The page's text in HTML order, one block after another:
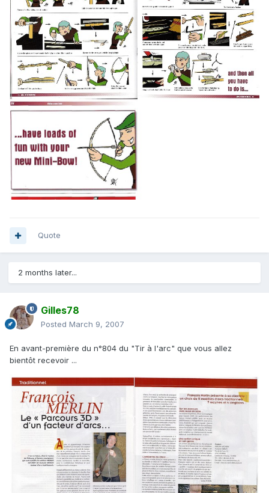
Quote
2 months later...
Gilles78
Posted March 9, 2007
En avant-première du n°804 du "Tir à l'arc" que vous allez
bientôt recevoir ...